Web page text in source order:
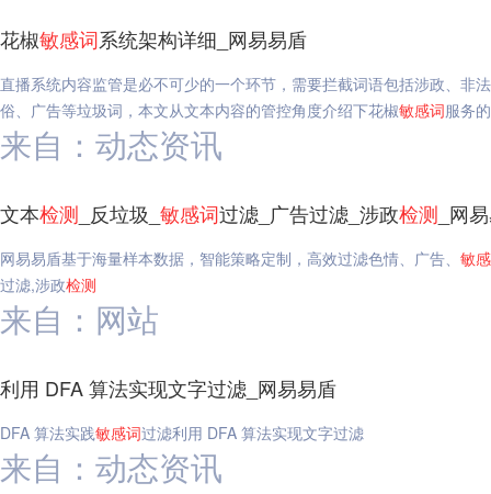
花椒敏感词系统架构详细_网易易盾
直播系统内容监管是必不可少的一个环节，需要拦截词语包括涉政、非
俗、广告等垃圾词，本文从文本内容的管控角度介绍下花椒敏感词服务
来自：动态资讯
文本检测 _反垃圾_ 敏感词过滤_广告过滤_涉政检测 _网
网易易盾基于海量样本数据，智能策略定制，高效过滤色情、广告、 敏感
过滤,涉政检测
来自：网站
利用 DFA 算法实现文字过滤_网易易盾
DFA 算法实践敏感词过滤利用 DFA 算法实现文字过滤
来自：动态资讯